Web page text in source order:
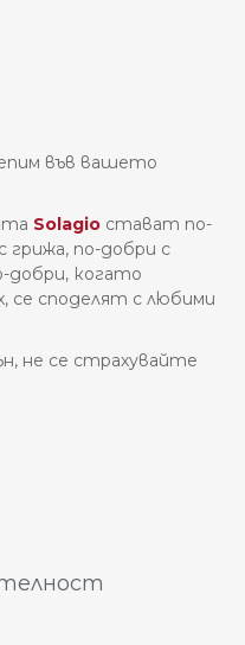
във вашето
Solagio стават по-
грижа, по-добри с
добри, когато
се споделят с любими
не се страхувайте